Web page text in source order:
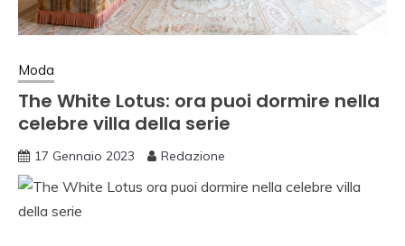
Moda
The White Lotus: ora puoi dormire nella
celebre villa della serie
17 Gennaio 2023 Redazione